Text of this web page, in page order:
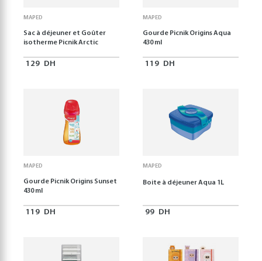
MAPED
Sac à déjeuner et Goûter
isotherme Picnik Arctic
129 DH
MAPED
Gourde Picnik Origins Aqua
430 ml
119 DH
MAPED
Gourde Picnik Origins Sunset
430 ml
119 DH
MAPED
Boite à déjeuner Aqua 1L
99 DH